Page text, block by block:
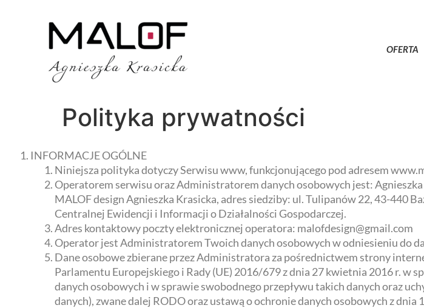
OFERTA
Polityka prywatności
INFORMACJE OGÓLNE
Niniejsza polityka dotyczy Serwisu www, funkcjonującego pod adresem
Operatorem serwisu oraz Administratorem danych osobowych jest:
MALOF design Agnieszka Krasicka, adres siedziby: ul. Tulipanów 22, 43-440
Centralnej Ewidencji i Informacji o Działalności Gospodarczej.
Adres kontaktowy poczty elektronicznej operatora: malofdesign@gmail.com
Operator jest Administratorem Twoich danych osobowych w odniesieniu do
Dane osobowe zbierane przez Administratora za pośrednictwem strony
Parlamentu Europejskiego i Rady (UE) 2016/679 z dnia 27 kwietnia 2016 r. w
danych osobowych i w sprawie swobodnego przepływu takich danych oraz
danych), zwane dalej RODO oraz ustawą o ochronie danych osobowych z dnia